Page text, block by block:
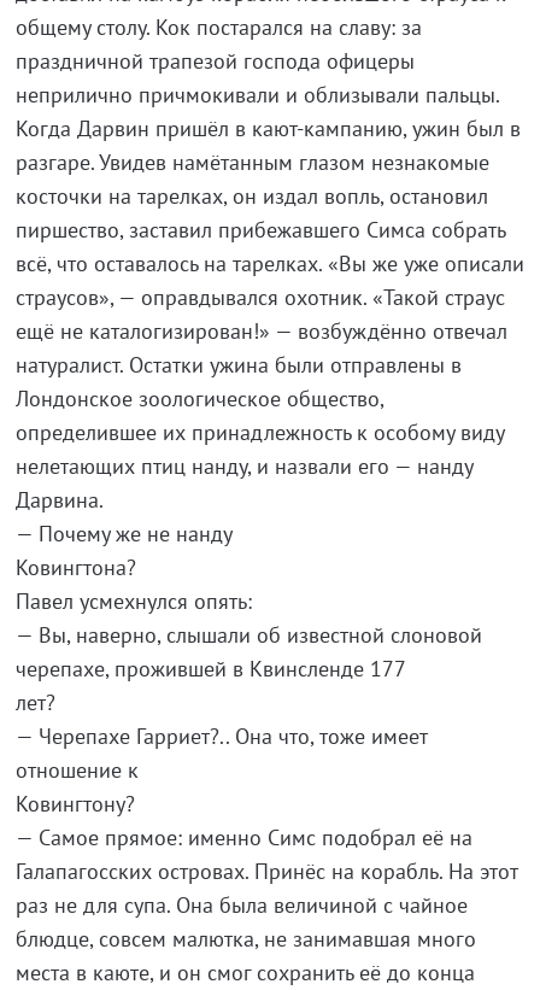
общему столу. Кок постарался на славу: за
праздничной трапезой господа офицеры
неприлично причмокивали и облизывали пальцы.
Когда Дарвин пришёл в кают-кампанию, ужин был в
разгаре. Увидев намётанным глазом незнакомые
косточки на тарелках, он издал вопль, остановил
пиршество, заставил прибежавшего Симса собрать
всё, что оставалось на тарелках. «Вы же уже описали
страусов», — оправдывался охотник. «Такой страус
ещё не каталогизирован!» — возбуждённо отвечал
натуралист. Остатки ужина были отправлены в
Лондонское зоологическое общество,
определившее их принадлежность к особому виду
нелетающих птиц нанду, и назвали его — нанду
Дарвина.
— Почему же не нанду
Павел усмехнулся опять:
— Вы, наверно, слышали об известной слоновой
черепахе, прожившей в Квинсленде 177
— Черепахе Гарриет?.. Она что, тоже имеет
отношение к
— Самое прямое: именно Симс подобрал её на
Галапагосских островах. Принёс на корабль. На этот
раз не для супа. Она была величиной с чайное
блюдце, совсем малютка, не занимавшая много
места в каюте, и он смог сохранить её до конца